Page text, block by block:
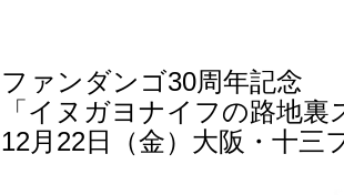
ファンダンゴ30周年記念
「イヌガヨナイフの路地
12月22日（金）大阪・十三